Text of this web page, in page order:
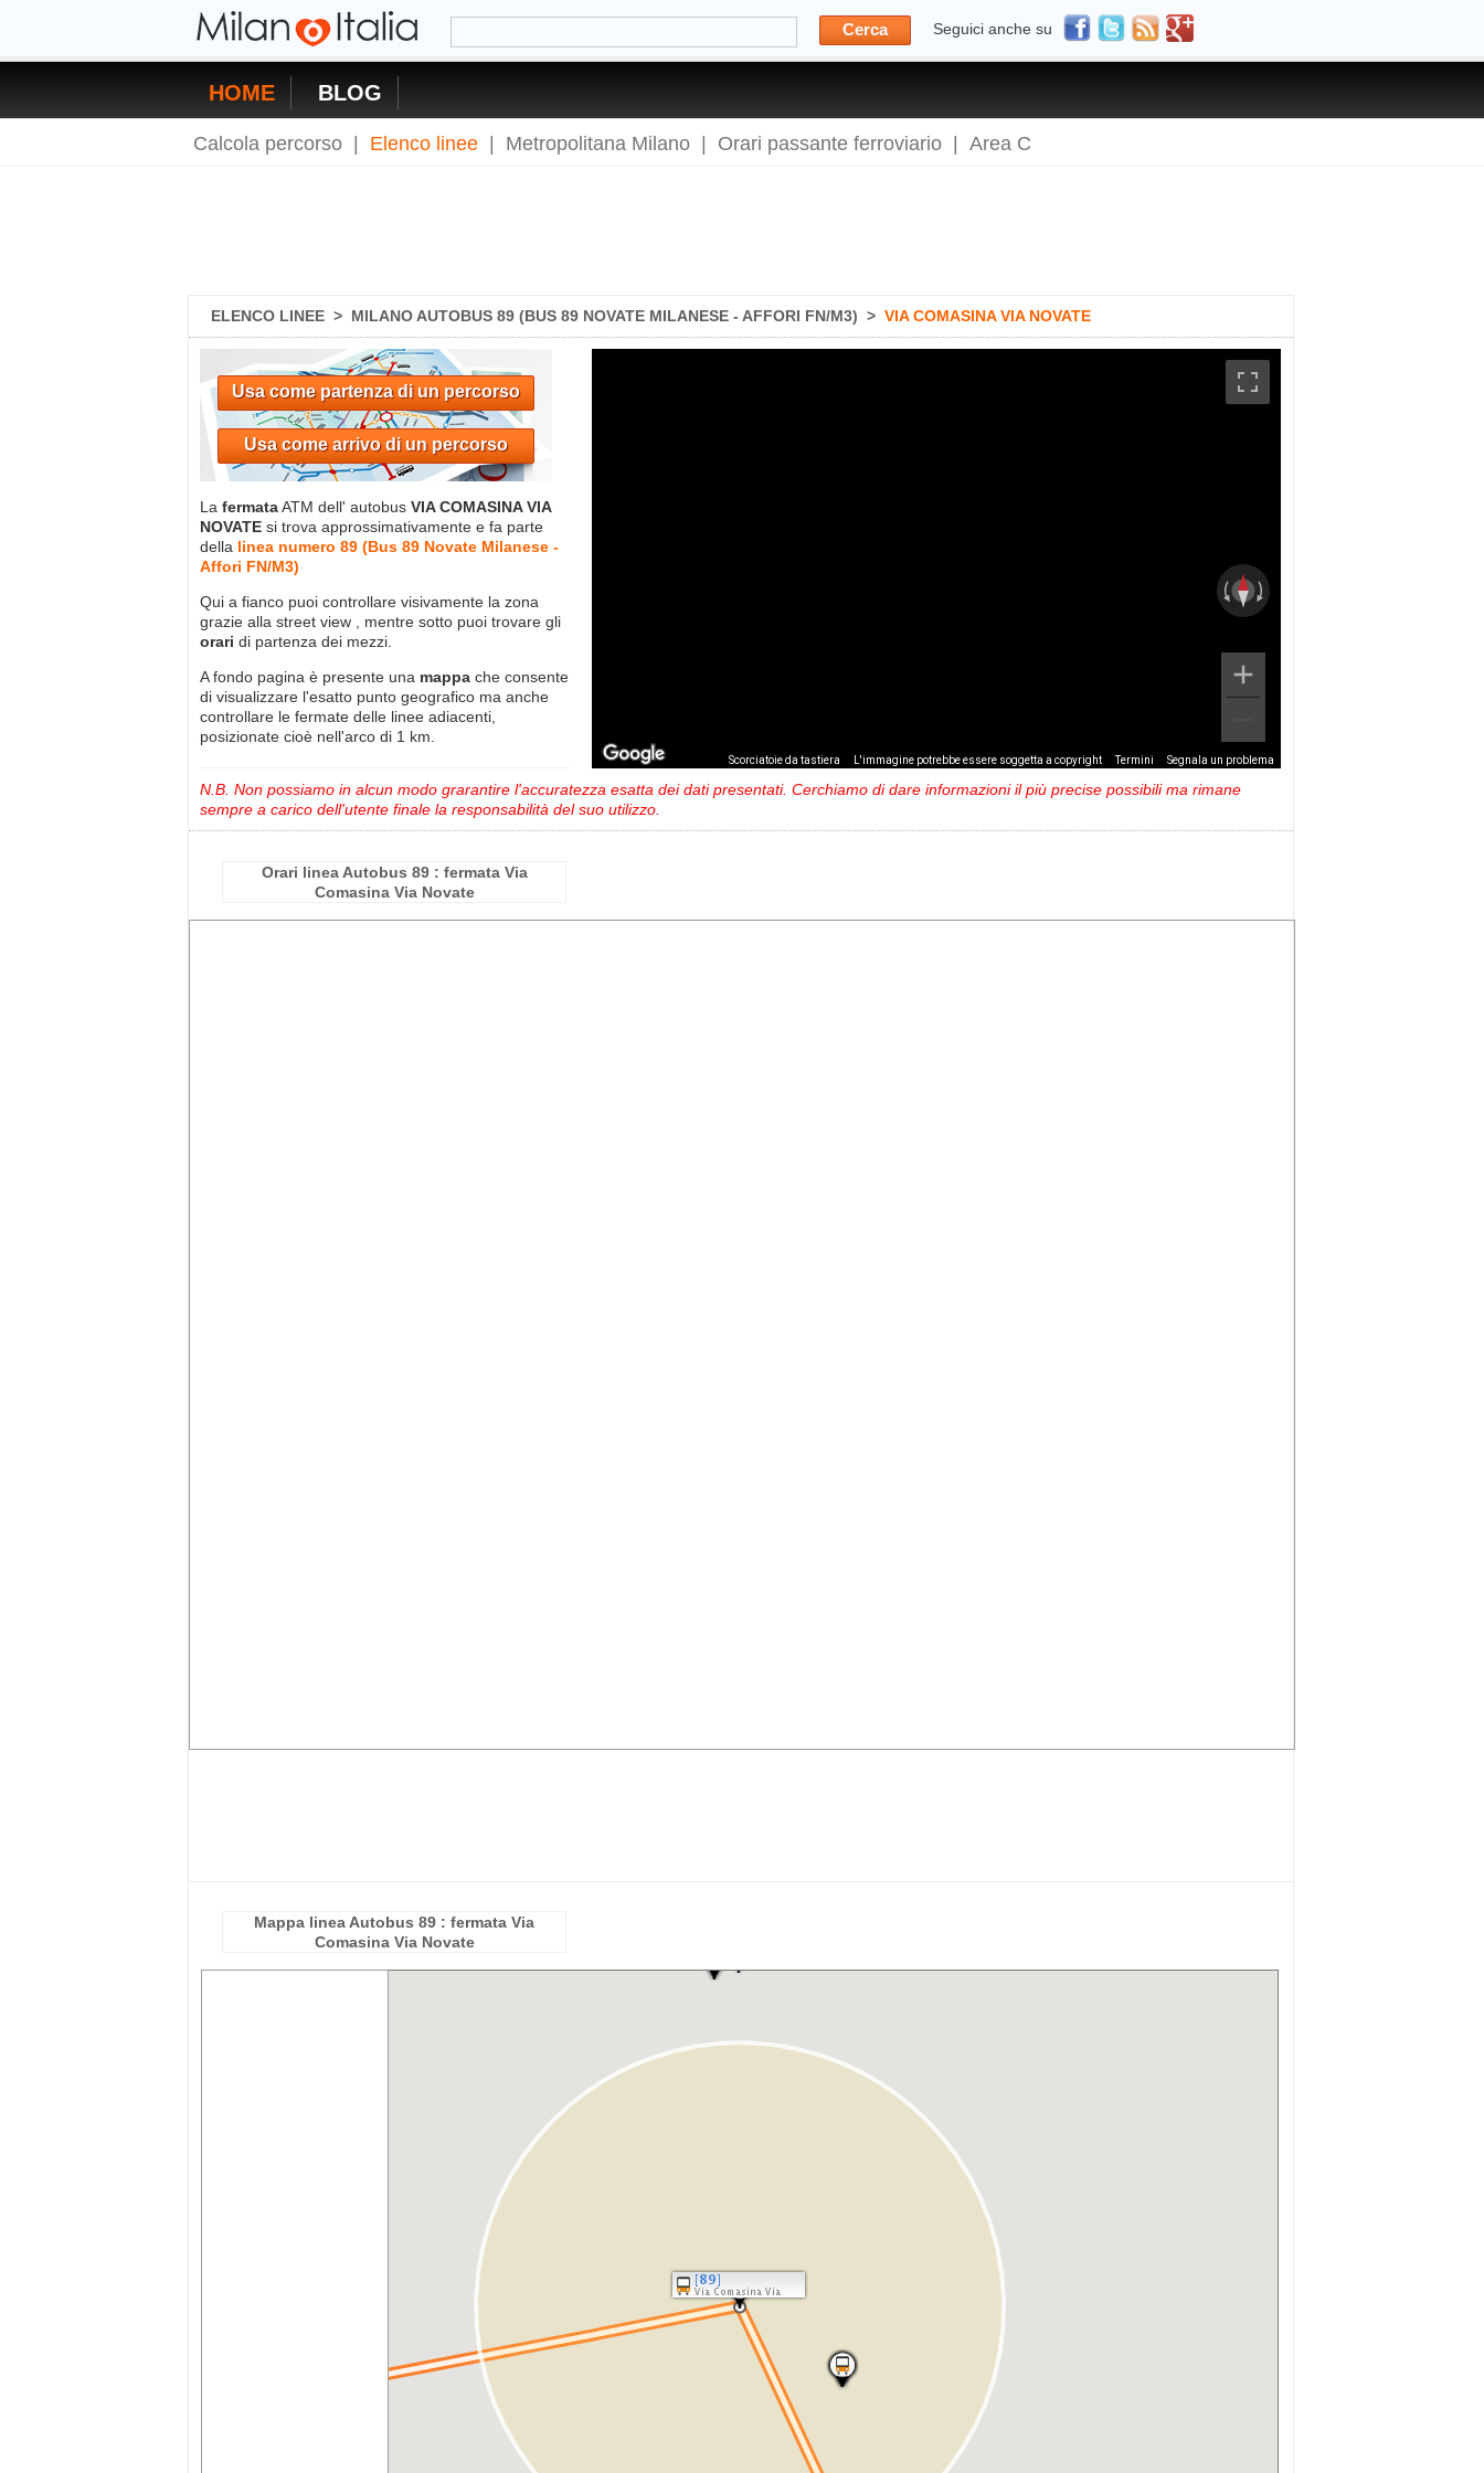
Cerca Seguici anche su
HOME BLOG
Calcola percorso Elenco linee Metropolitana Milano Orari passante ferroviario Area C
ELENCO LINEE > MILANO AUTOBUS 89 (BUS 89 NOVATE MILANESE - AFFORI FN/M3) > VIA COMASINA VIA NOVATE
Usa come partenza di un percorso
Usa come arrivo di un percorso
La fermataATM dell' autobus VIA COMASINA VIA
NOVATE si trova approssimativamente e fa parte
della linea numero 89 (Bus 89 Novate Milanese -
Affori FN/M3)
Qui a fianco puoi controllare visivamente la zona
grazie alla street view , mentre sotto puoi trovare gli
orari di partenza dei mezzi.
A fondo pagina è presente una mappa che consente
di visualizzare l'esatto punto geografico ma anche
controllare le fermate delle linee adiacenti,
posizionate cioè nell'arco di 1 km.
Scorciatoie da tastiera L'immagine potrebbe essere soggetta a copyright Termini Segnala un problema
N.B. Non possiamo in alcun modo grarantire l'accuratezza esatta dei dati presentati. Cerchiamo di dare informazioni il più precise possibili ma rimane
sempre a carico dell'utente finale la responsabilità del suo utilizzo.
Orari linea Autobus 89 : fermata Via
Comasina Via Novate
Mappa linea Autobus 89 : fermata Via
Comasina Via Novate